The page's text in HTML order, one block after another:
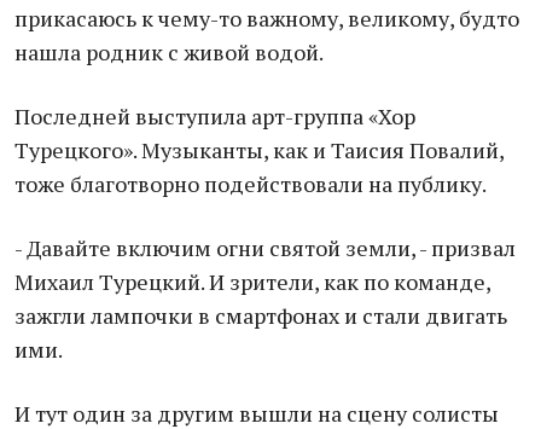
прикасаюсь к чему-то важному, великому, будто
нашла родник с живой водой.
Последней выступила арт-группа «Хор
Турецкого». Музыканты, как и Таисия Повалий,
тоже благотворно подействовали на публику.
- Давайте включим огни святой земли, - призвал
Михаил Турецкий. И зрители, как по команде,
зажгли лампочки в смартфонах и стали двигать
ими.
И тут один за другим вышли на сцену солисты